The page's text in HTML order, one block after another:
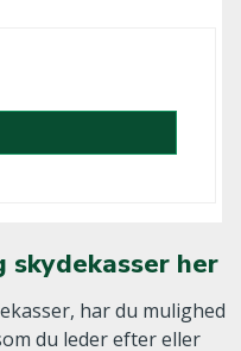
skydekasser her
har du mulighed
du leder efter eller